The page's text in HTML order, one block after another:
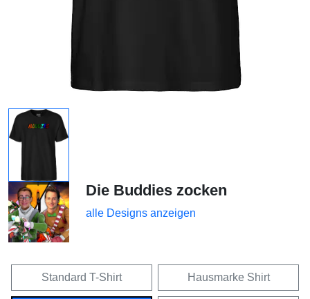
Die Buddies zocken
alle Designs anzeigen
Standard T-Shirt Hausmarke Shirt